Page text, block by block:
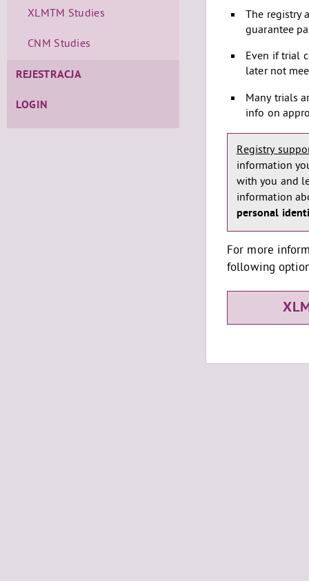
XLMTM Studies
CNM Studies
REJESTRACJA
LOGIN
The registry
guarantee
Even if trial
later not
Many trials
info on
Registry
information
with you and
information
personal
For more
following